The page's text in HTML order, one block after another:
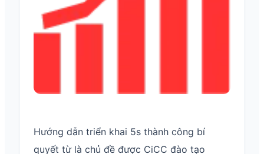
Hướng dẫn triển khai 5s thành công bí
quyết từ là chủ đề được CiCC đào tạo